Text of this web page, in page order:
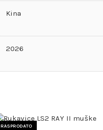
Kina
2026
RASPRODATO